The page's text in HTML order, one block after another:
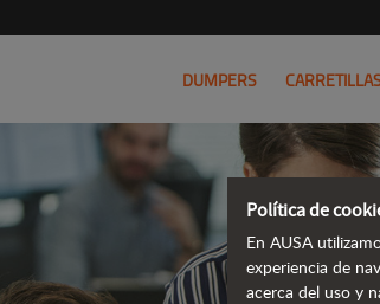
DUMPERS
Política de
En AUSA
experiencia de
acerca del uso y